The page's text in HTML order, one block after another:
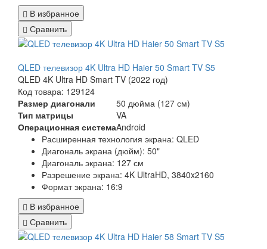
В избранное
Сравнить
QLED телевизор 4K Ultra HD Haier 50 Smart TV S5
QLED 4K Ultra HD Smart TV (2022 год)
Код товара: 129124
Размер диагонали
50 дюйма (127 см)
Тип матрицы
VA
Операционная системаAndroid
Расширенная технология экрана: QLED
Диагональ экрана (дюйм): 50"
Диагональ экрана: 127 см
Разрешение экрана: 4K UltraHD, 3840x2160
Формат экрана: 16:9
В избранное
Сравнить